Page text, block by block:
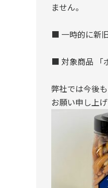
ません。
■ 一時的に新
■ 対象商品 「
弊社では今後
お願い申し上げ